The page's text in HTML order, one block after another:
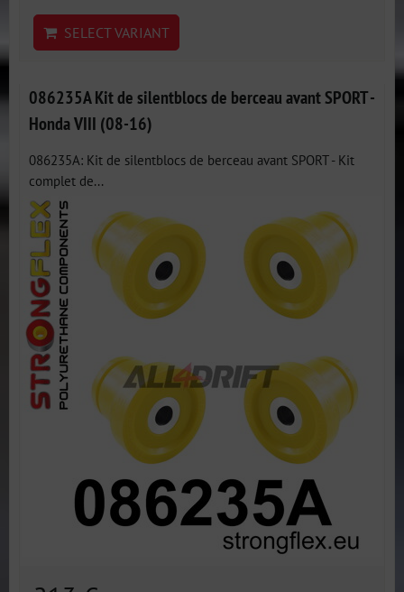
SELECT VARIANT
086235A Kit de silentblocs de berceau avant SPORT -
Honda VIII (08-16)
086235A: Kit de silentblocs de berceau avant SPORT - Kit
complet de...